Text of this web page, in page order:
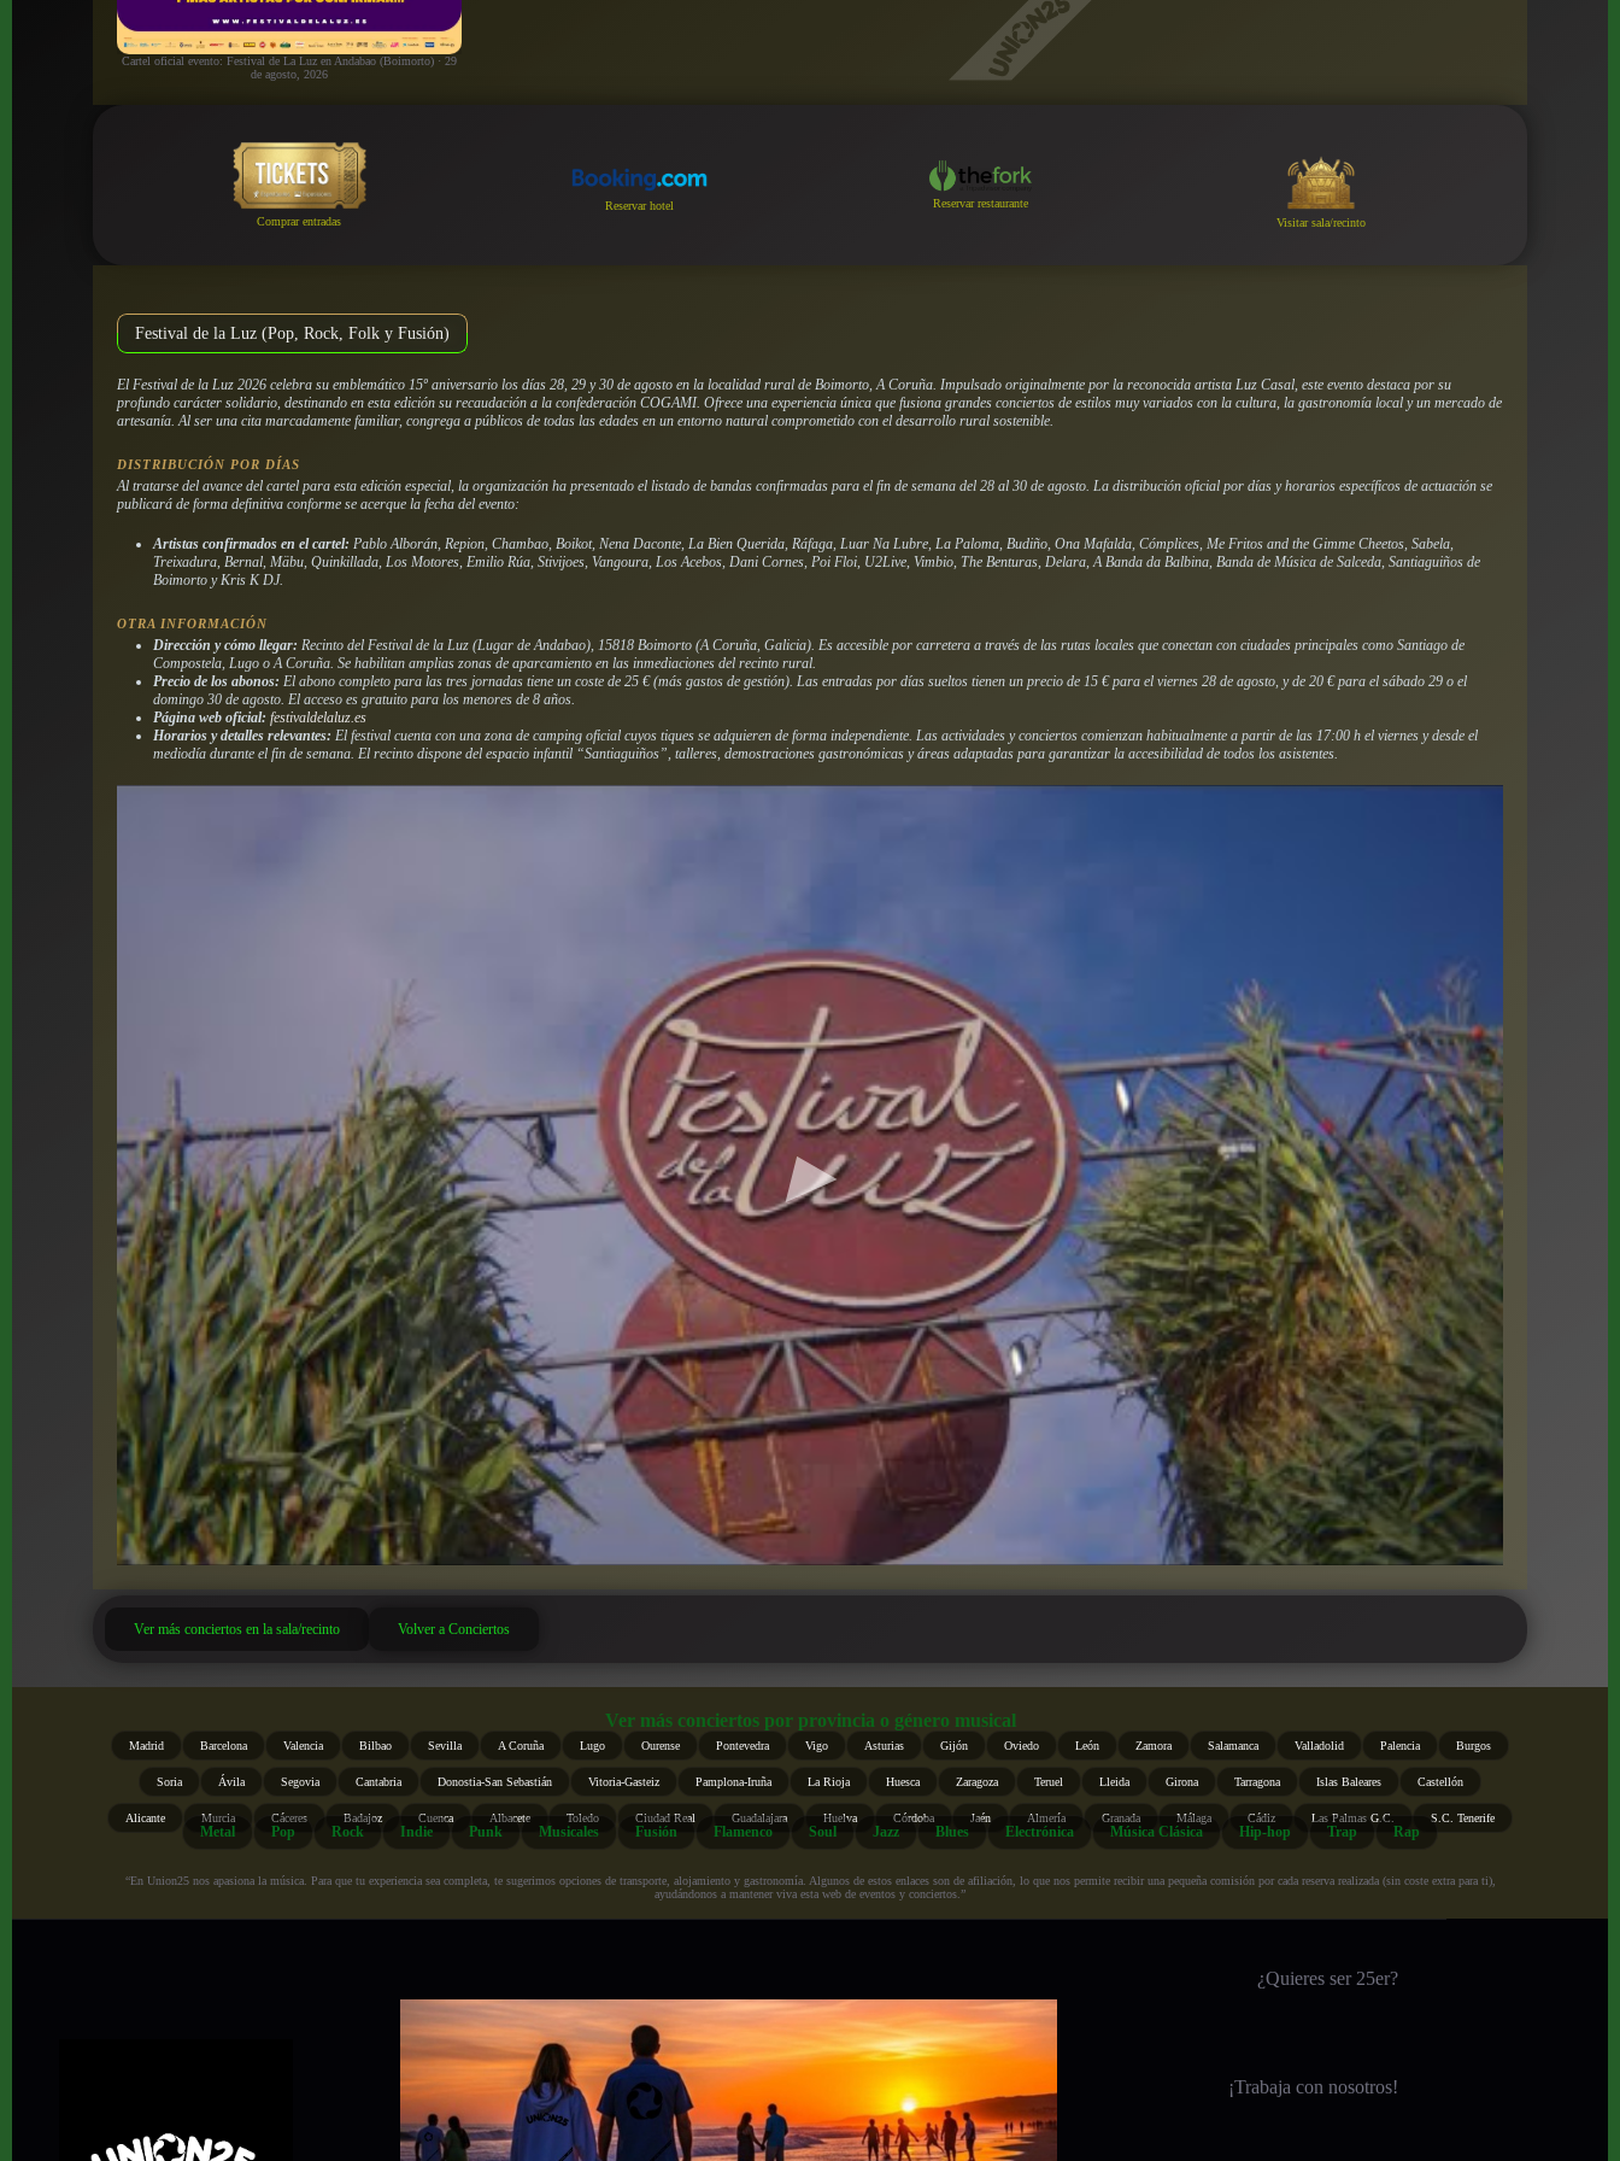
Cartel oficial evento: Festival de La Luz en Andabao (Boimorto) · 29
de agosto, 2026
Comprar entradas
Reservar hotel
Reservar restaurante
Visitar sala/recinto
Festival de la Luz (Pop, Rock, Folk y Fusión)
El Festival de la Luz 2026 celebra su emblemático 15º aniversario los días 28, 29 y 30 de agosto en la localidad rural de Boimorto, A Coruña. Impulsado originalmente por la reconocida artista Luz Casal, este evento destaca por su
profundo carácter solidario, destinando en esta edición su recaudación a la confederación COGAMI. Ofrece una experiencia única que fusiona grandes conciertos de estilos muy variados con la cultura, la gastronomía local y un mercado de
artesanía. Al ser una cita marcadamente familiar, congrega a públicos de todas las edades en un entorno natural comprometido con el desarrollo rural sostenible.
DISTRIBUCIÓN POR DÍAS
Al tratarse del avance del cartel para esta edición especial, la organización ha presentado el listado de bandas confirmadas para el fin de semana del 28 al 30 de agosto. La distribución oficial por días y horarios específicos de actuación se
publicará de forma definitiva conforme se acerque la fecha del evento:
Artistas confirmados en el cartel: Pablo Alborán, Repion, Chambao, Boikot, Nena Daconte, La Bien Querida, Ráfaga, Luar Na Lubre, La Paloma, Budiño, Ona Mafalda, Cómplices, Me Fritos and the Gimme Cheetos, Sabela,
Treixadura, Bernal, Mäbu, Quinkillada, Los Motores, Emilio Rúa, Stivijoes, Vangoura, Los Acebos, Dani Cornes, Poi Floi, U2Live, Vimbio, The Benturas, Delara, A Banda da Balbina, Banda de Música de Salceda, Santiaguiños de
Boimorto y Kris K DJ.
OTRA INFORMACIÓN
Dirección y cómo llegar: Recinto del Festival de la Luz (Lugar de Andabao), 15818 Boimorto (A Coruña, Galicia). Es accesible por carretera a través de las rutas locales que conectan con ciudades principales como Santiago de
Compostela, Lugo o A Coruña. Se habilitan amplias zonas de aparcamiento en las inmediaciones del recinto rural.
Precio de los abonos: El abono completo para las tres jornadas tiene un coste de 25 € (más gastos de gestión). Las entradas por días sueltos tienen un precio de 15 € para el viernes 28 de agosto, y de 20 € para el sábado 29 o el
domingo 30 de agosto. El acceso es gratuito para los menores de 8 años.
Página web oficial: festivaldelaluz.es
Horarios y detalles relevantes: El festival cuenta con una zona de camping oficial cuyos tiques se adquieren de forma independiente. Las actividades y conciertos comienzan habitualmente a partir de las 17:00 h el viernes y desde el
mediodía durante el fin de semana. El recinto dispone del espacio infantil “Santiaguiños”, talleres, demostraciones gastronómicas y áreas adaptadas para garantizar la accesibilidad de todos los asistentes.
Ver más conciertos en la sala/recinto Volver a Conciertos
Ver más conciertos por provincia o género musical
Madrid Barcelona Valencia Bilbao Sevilla A Coruña Lugo Ourense Pontevedra Vigo Asturias Gijón Oviedo León Zamora Salamanca Valladolid Palencia Burgos
Soria Ávila Segovia Cantabria Donostia-San Sebastián Vitoria-Gasteiz Pamplona-Iruña La Rioja Huesca Zaragoza Teruel Lleida Girona Tarragona Islas Baleares Castellón
Alicante Murcia Cáceres Badajoz Cuenca Albacete Toledo Ciudad Real Guadalajara Huelva Córdoba Jaén Almería Granada Málaga Cádiz Las Palmas G.C. S.C. Tenerife
Metal Pop Rock Indie Punk Musicales Fusión Flamenco Soul Jazz Blues Electrónica Música Clásica Hip-hop Trap Rap
“En Union25 nos apasiona la música. Para que tu experiencia sea completa, te sugerimos opciones de transporte, alojamiento y gastronomía. Algunos de estos enlaces son de afiliación, lo que nos permite recibir una pequeña comisión por cada reserva realizada (sin coste extra para ti),
ayudándonos a mantener viva esta web de eventos y conciertos.”
¿Quieres ser 25er?
¡Trabaja con nosotros!